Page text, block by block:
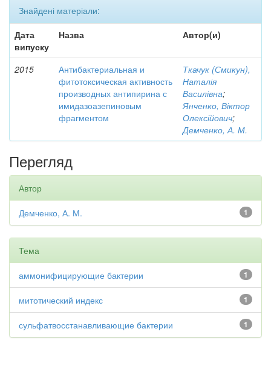
Знайдені матеріали:
Дата
випуску
Назва Автор(и)
2015
Антибактериальная и
фитотоксическая активность
производных антипирина с
имидазоазепиновым
фрагментом
Ткачук (Смикун),
Наталія
Василівна;
Янченко, Віктор
Олексійович;
Демченко, А. М.
Перегляд
Автор
1
Демченко, А. М.
Тема
1
аммонифицирующие бактерии
1
митотический индекс
1
сульфатвосстанавливающие бактерии